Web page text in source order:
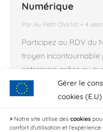
Gérer le
cookies (E.U)
> Notre site utilise des cookies
confort d'utilisation et
Numérique
Par Au Petit Charlot 4
Participez au RDV du
troyen
entreprise grâce au
opportunités
solutions
programme : Une